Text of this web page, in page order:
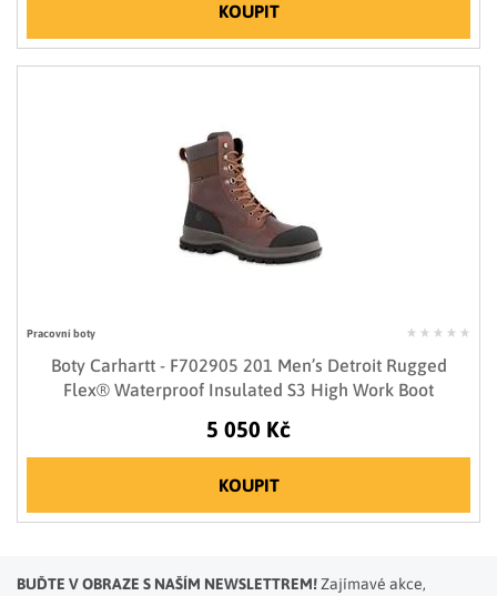
KOUPIT
Pracovní boty
Boty Carhartt - F702905 201 Men’s Detroit Rugged
Flex® Waterproof Insulated S3 High Work Boot
5 050 Kč
KOUPIT
BUĎTE V OBRAZE S NAŠÍM NEWSLETTREM!Zajímavé akce,